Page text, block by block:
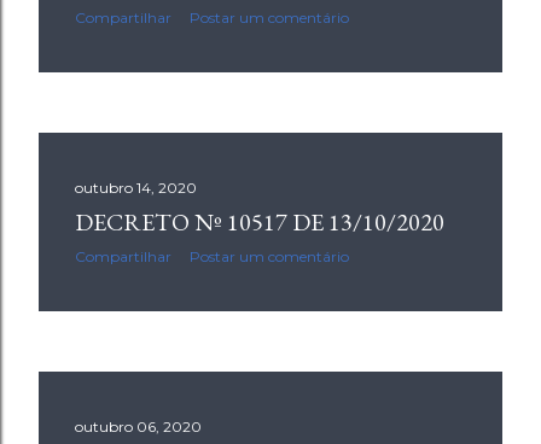
Compartilhar Postar um comentário
outubro 14, 2020
DECRETO Nº 10517 DE 13/10/2020
Compartilhar Postar um comentário
outubro 06, 2020